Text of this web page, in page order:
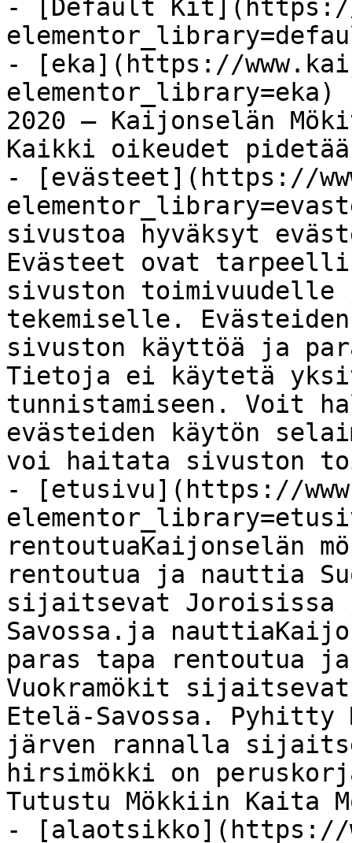
- [Default Kit](https://
- [eka](https://
elementor_library=eka)
2020 – Kaijonselän
Kaikki oikeudet
- [evästeet](https://
sivustoa hyväksyt
Evästeet ovat
sivuston
tekemiselle.
sivuston käyttöä ja
Tietoja ei käytetä
tunnistamiseen. Voit
evästeiden käytön
voi haitata sivuston
- [etusivu](https://
rentoutuaKaijonselän
rentoutua ja nauttia
sijaitsevat Joroisissa
Savossa.ja
paras tapa rentoutua
Vuokramökit
Etelä-Savossa. Pyhitty
järven rannalla
hirsimökki on
Tutustu Mökkiin Kaita
- [alaotsikko](https://